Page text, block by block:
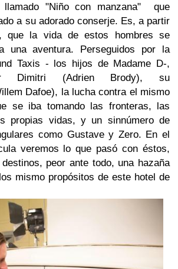
llamado "Niño con manzana" que
a su adorado conserje. Es, a partir
que la vida de estos hombres se
una aventura. Perseguidos por la
Taxis - los hijos de Madame D-,
Dimitri (Adrien Brody), su
Dafoe), la lucha contra el mismo
se iba tomando las fronteras, las
propias vidas, y un sinnúmero de
como Gustave y Zero. En el
veremos lo que pasó con éstos,
peor ante todo, una hazaña
mismo propósitos de este hotel de